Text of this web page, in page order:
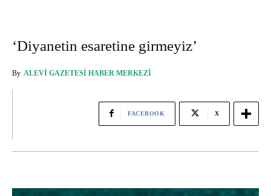
‘Diyanetin esaretine girmeyiz’
By ALEVI GAZETESI HABER MERKEZI
FACEBOOK X